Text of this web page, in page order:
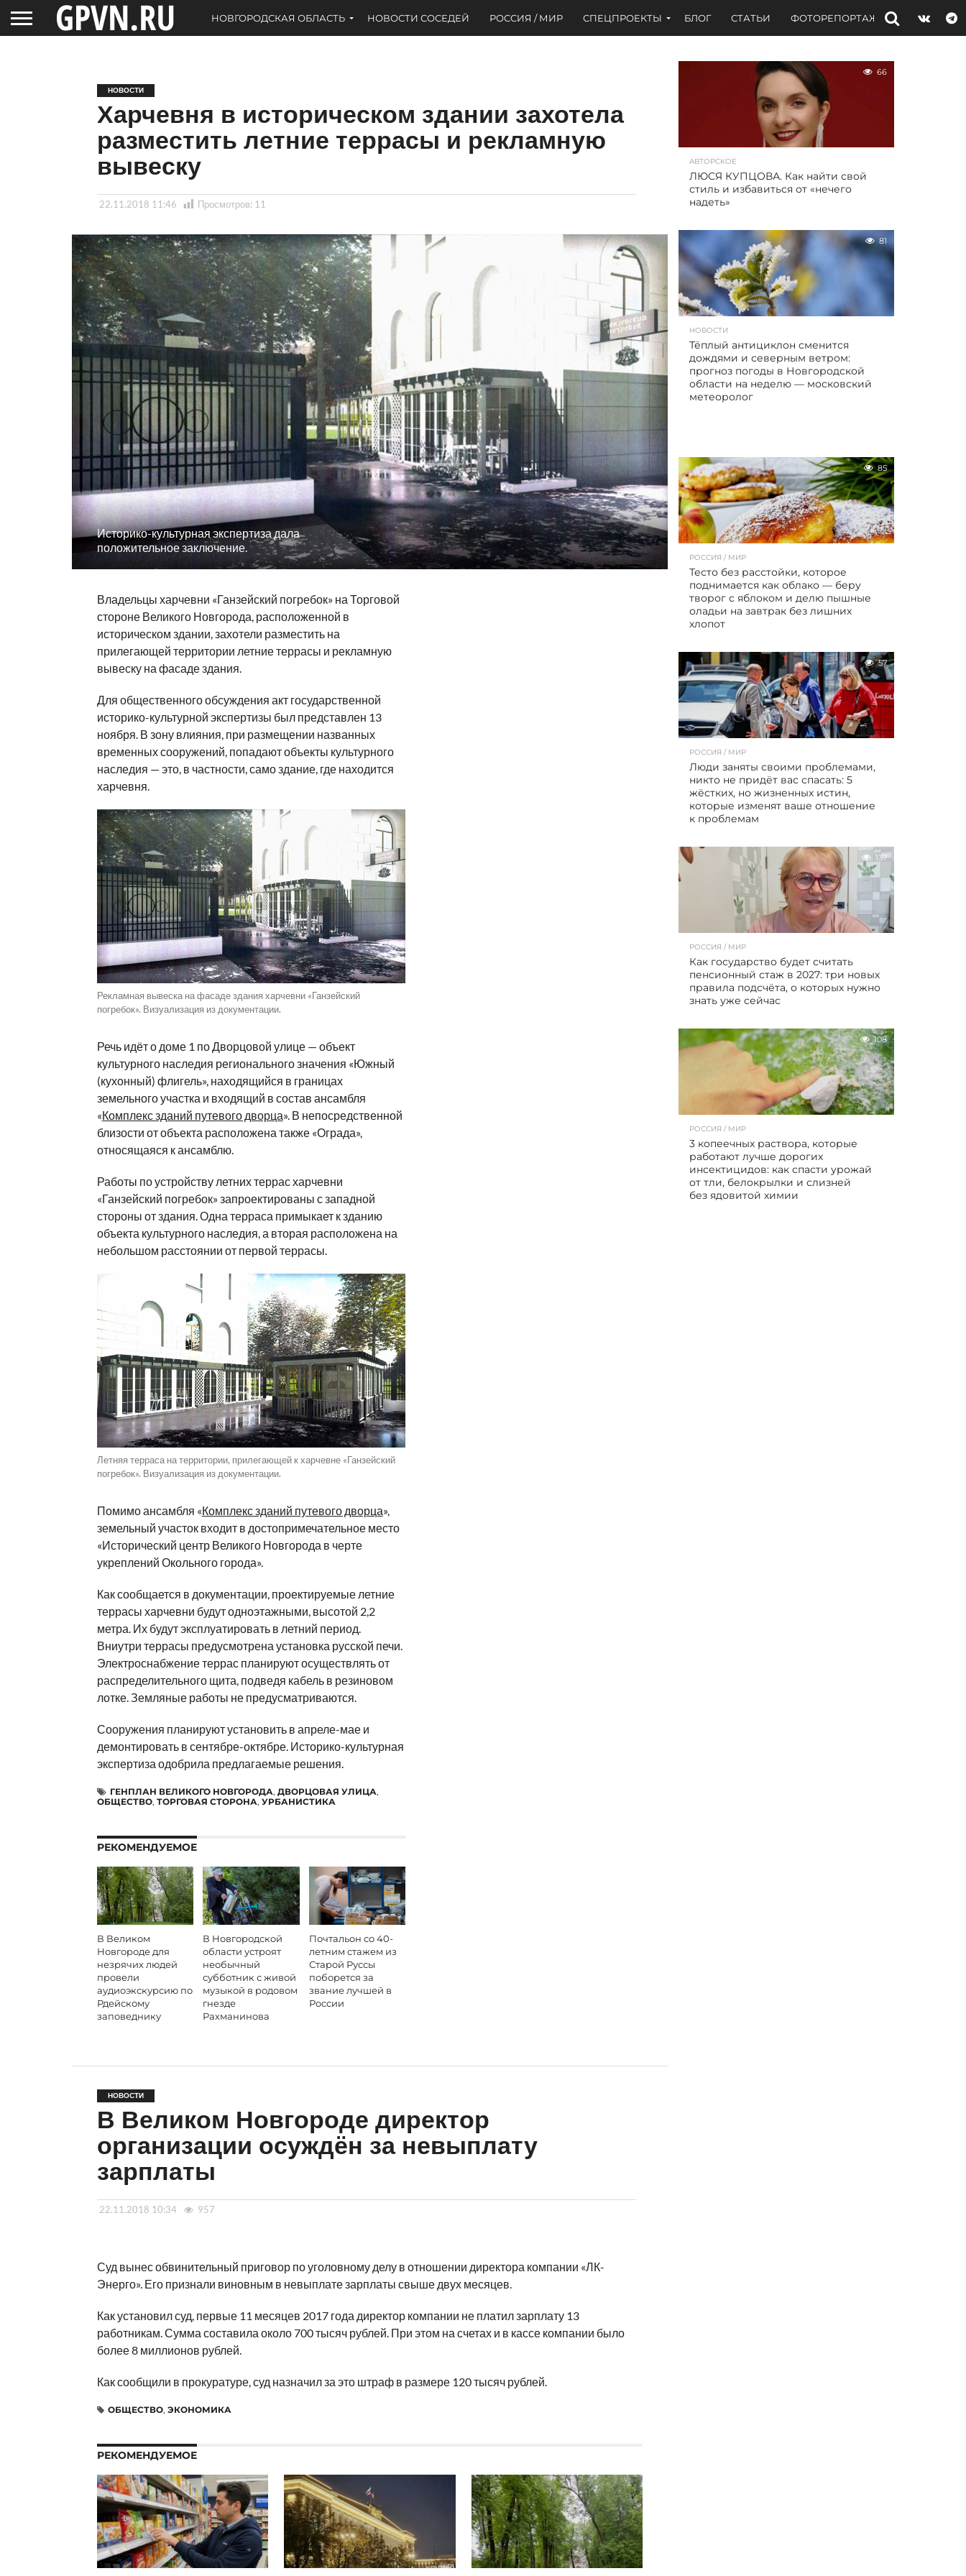
НОВГОРОДСКАЯ ОБЛАСТЬ НОВОСТИ СОСЕДЕЙ РОССИЯ / МИР СПЕЦПРОЕКТЫ БЛОГ СТАТЬИ ФОТОРЕПОРТАЖИ ИНТЕРВЬЮ
НОВОСТИ
Харчевня в историческом здании захотела
разместить летние террасы и рекламную
вывеску
22.11.2018 11:46 Просмотров: 11
Историко-культурная экспертиза дала
положительное заключение.
Владельцы харчевни «Ганзейский погребок» на Торговой
стороне Великого Новгорода, расположенной в
историческом здании, захотели разместить на
прилегающей территории летние террасы и рекламную
вывеску на фасаде здания.
Для общественного обсуждения акт государственной
историко-культурной экспертизы был представлен 13
ноября. В зону влияния, при размещении названных
временных сооружений, попадают объекты культурного
наследия — это, в частности, само здание, где находится
харчевня.
Рекламная вывеска на фасаде здания харчевни «Ганзейский
погребок». Визуализация из документации.
Речь идёт о доме 1 по Дворцовой улице — объект
культурного наследия регионального значения «Южный
(кухонный) флигель», находящийся в границах
земельного участка и входящий в состав ансамбля
«Комплекс зданий путевого дворца». В непосредственной
близости от объекта расположена также «Ограда»,
относящаяся к ансамблю.
Работы по устройству летних террас харчевни
«Ганзейский погребок» запроектированы с западной
стороны от здания. Одна терраса примыкает к зданию
объекта культурного наследия, а вторая расположена на
небольшом расстоянии от первой террасы.
Летняя терраса на территории, прилегающей к харчевне «Ганзейский
погребок». Визуализация из документации.
Помимо ансамбля «Комплекс зданий путевого дворца»,
земельный участок входит в достопримечательное место
«Исторический центр Великого Новгорода в черте
укреплений Окольного города».
Как сообщается в документации, проектируемые летние
террасы харчевни будут одноэтажными, высотой 2,2
метра. Их будут эксплуатировать в летний период.
Вниутри террасы предусмотрена установка русской печи.
Электроснабжение террас планируют осуществлять от
распределительного щита, подведя кабель в резиновом
лотке. Земляные работы не предусматриваются.
Сооружения планируют установить в апреле-мае и
демонтировать в сентябре-октябре. Историко-культурная
экспертиза одобрила предлагаемые решения.
ГЕНПЛАН ВЕЛИКОГО НОВГОРОДА, ДВОРЦОВАЯ УЛИЦА,
ОБЩЕСТВО, ТОРГОВАЯ СТОРОНА, УРБАНИСТИКА
РЕКОМЕНДУЕМОЕ
В Великом
Новгороде для
незрячих людей
провели
аудиоэкскурсию по
Рдейскому
заповеднику
В Новгородской
области устроят
необычный
субботник с живой
музыкой в родовом
гнезде
Рахманинова
Почтальон со 40-
летним стажем из
Старой Руссы
поборется за
звание лучшей в
России
НОВОСТИ
В Великом Новгороде директор
организации осуждён за невыплату
зарплаты
22.11.2018 10:34 957
Суд вынес обвинительный приговор по уголовному делу в отношении директора компании «ЛК-
Энерго». Его признали виновным в невыплате зарплаты свыше двух месяцев.
Как установил суд, первые 11 месяцев 2017 года директор компании не платил зарплату 13
работникам. Сумма составила около 700 тысяч рублей. При этом на счетах и в кассе компании было
более 8 миллионов рублей.
Как сообщили в прокуратуре, суд назначил за это штраф в размере 120 тысяч рублей.
ОБЩЕСТВО, ЭКОНОМИКА
РЕКОМЕНДУЕМОЕ
66
АВТОРСКОЕ
ЛЮСЯ КУПЦОВА. Как найти свой
стиль и избавиться от «нечего
надеть»
81
НОВОСТИ
Тёплый антициклон сменится
дождями и северным ветром:
прогноз погоды в Новгородской
области на неделю — московский
метеоролог
85
РОССИЯ / МИР
Тесто без расстойки, которое
поднимается как облако — беру
творог с яблоком и делю пышные
оладьи на завтрак без лишних
хлопот
57
РОССИЯ / МИР
Люди заняты своими проблемами,
никто не придёт вас спасать: 5
жёстких, но жизненных истин,
которые изменят ваше отношение
к проблемам
137
РОССИЯ / МИР
Как государство будет считать
пенсионный стаж в 2027: три новых
правила подсчёта, о которых нужно
знать уже сейчас
108
РОССИЯ / МИР
3 копеечных раствора, которые
работают лучше дорогих
инсектицидов: как спасти урожай
от тли, белокрылки и слизней
без ядовитой химии